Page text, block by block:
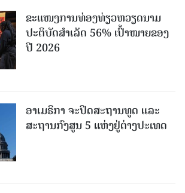
ຂະ​ແໜງ​ການ​ທ່ອງ​ທ່ຽວຫວຽດນາມ ​
ປະ​ຕິ​ບັດ​ສຳ​ເລັດ 56% ເປົ້າ​ໝາຍຂອງ
ປີ 2026
ອາເມຣິກາ ຈະປິດສະຖານທູດ ແ​ລະ
ສະຖານກົງສູນ 5 ແຫ່ງ​ຢູ່​ຕ່າງ​ປະ​ເທດ